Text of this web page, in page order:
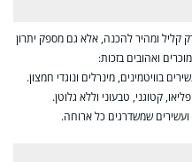
קליל ומהיר להכנה, אלא גם מספק יתרון
ואהובים בזכות:
בוויטמינים, מינרלים ונוגדי חמצון.
קטוגני, טבעוני וללא גלוטן.
שמשדרגים כל ארוחה.